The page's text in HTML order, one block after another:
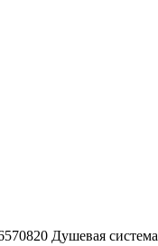
Душевая система